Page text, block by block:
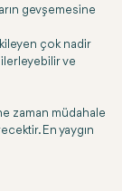
gevşemesine
çok nadir
ilerleyebilir ve
zaman müdahale
En yaygın